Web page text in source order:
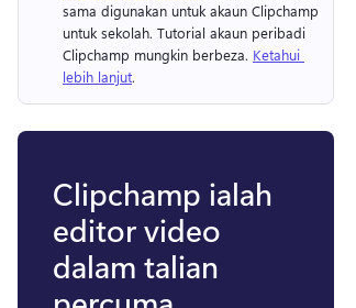
sama digunakan untuk akaun Clipchamp
untuk sekolah⁠. Tutorial akaun peribadi
Clipchamp mungkin berbeza. Ketahui
lebih lanjut.
Clipchamp ialah
editor video
dalam talian